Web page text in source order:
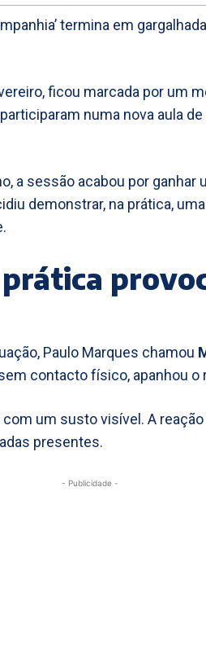
termina em
ficou marcada por um
numa nova aula
a sessão acabou por ganhar
demonstrar, na prática,
Paulo Marques chamou
contacto físico, apanhou o
um susto visível. A
presentes.
- Publicidade -